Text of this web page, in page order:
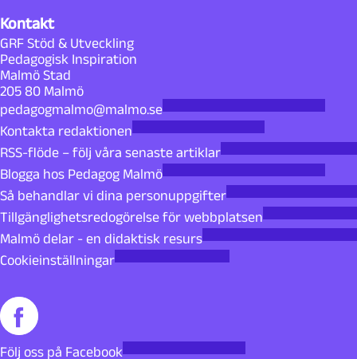
Kontakt
GRF Stöd & Utveckling
Pedagogisk Inspiration
Malmö Stad
205 80 Malmö
pedagogmalmo@malmo.se
Kontakta redaktionen
RSS-flöde – följ våra senaste artiklar
Blogga hos Pedagog Malmö
Så behandlar vi dina personuppgifter
Tillgänglighetsredogörelse för webbplatsen
Malmö delar - en didaktisk resurs
Cookieinställningar
Följ oss på Facebook